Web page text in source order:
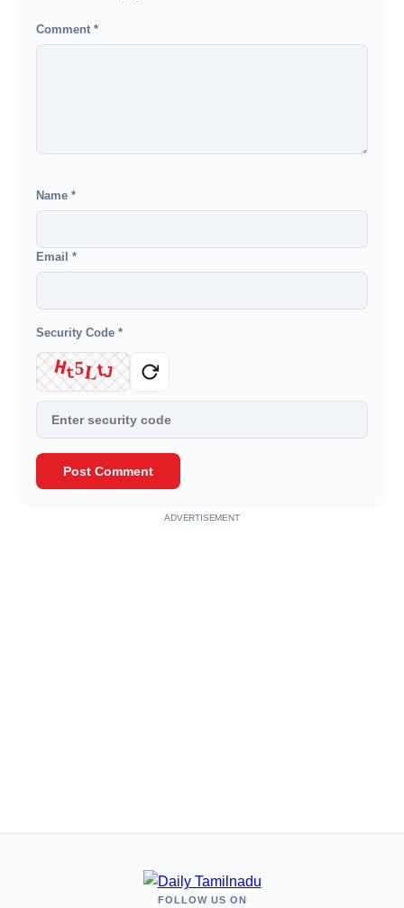
Comment *
Name *
Email *
Security Code *
Ht5LtJ
Post Comment
ADVERTISEMENT
FOLLOW US ON